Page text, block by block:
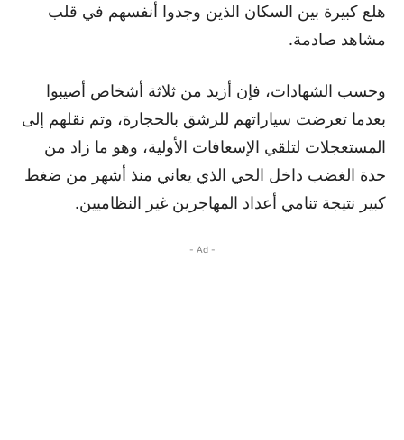
هلع كبيرة بين السكان الذين وجدوا أنفسهم في قلب
مشاهد صادمة.
وحسب الشهادات، فإن أزيد من ثلاثة أشخاص أصيبوا
بعدما تعرضت سياراتهم للرشق بالحجارة، وتم نقلهم إلى
المستعجلات لتلقي الإسعافات الأولية، وهو ما زاد من
حدة الغضب داخل الحي الذي يعاني منذ أشهر من ضغط
كبير نتيجة تنامي أعداد المهاجرين غير النظاميين.
- Ad -